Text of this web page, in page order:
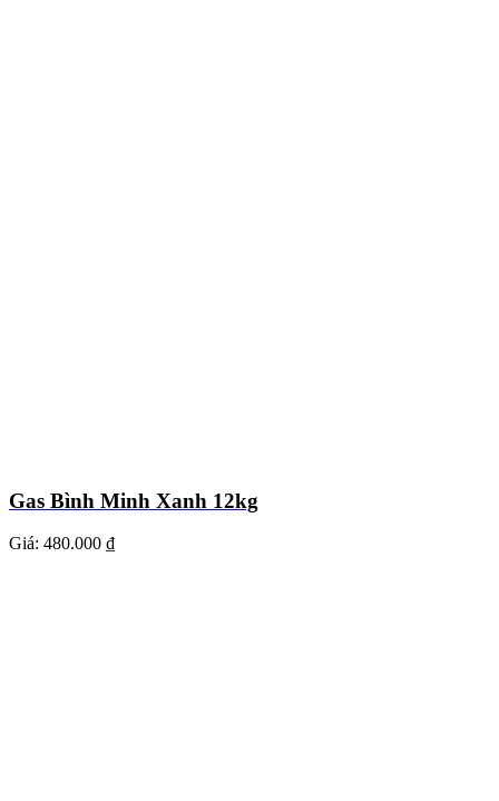
Gas Bình Minh Xanh 12kg
Giá: 480.000 ₫